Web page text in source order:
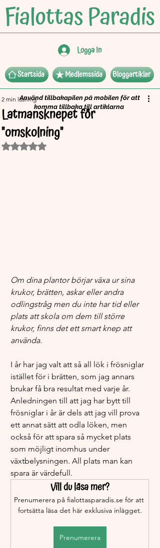
Logga In
Startsida Medlemssida Bloggartiklar
Latmansknepet för
"omskolning"
2 min läsning
Betygsatt till NaN av 5 stjärnor.
Om dina plantor börjar växa ur sina
krukor, brätten, askar eller andra
odlingstråg men du inte har tid eller
plats att skola om dem till större
krukor, finns det ett smart knep att
använda.
I år har jag valt att så all lök i frösniglar
istället för i brätten, som jag annars
brukar få bra resultat med varje år.
Anledningen till att jag har bytt till
frösniglar i år är dels att jag vill prova
ett annat sätt att odla löken, men
också för att spara så mycket plats
som möjligt inomhus under
växtbelysningen. All plats man kan
spara är värdefull.
Vill du läsa mer?
Prenumerera på fialottasparadis.se för att
fortsätta läsa det här exklusiva inlägget.
Prenumerera
Använd tillbakapilen på mobilen för att
komma tillbaka till artiklarna